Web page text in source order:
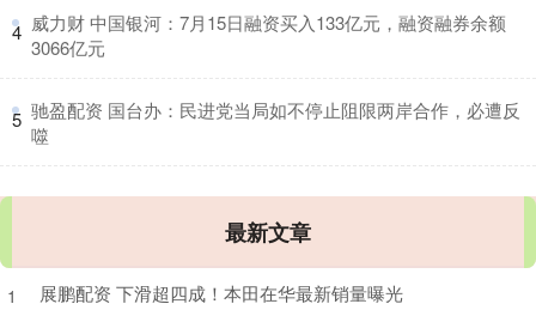
4 ​威力财 中国银河：7月15日融资买入133亿元，融资融券余额
3066亿元
5 ​驰盈配资 国台办：民进党当局如不停止阻限两岸合作，必遭反
噬
最新文章
1 展鹏配资 下滑超四成！本田在华最新销量曝光